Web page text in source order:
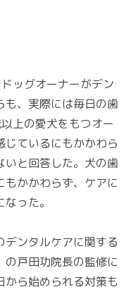
ッグオーナーがデン
も、実際には毎日の歯
上の愛犬をもつオー
ているにもかかわら
いと回答した。犬の歯
かかわらず、ケアに
った。
ンタルケアに関する
戸田功院長の監修に
から始められる対策も